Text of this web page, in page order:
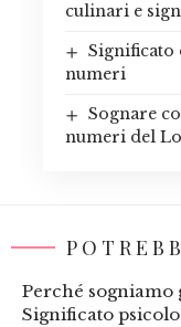
culinari e
Significato
numeri
Sognare
numeri del
Perché sogniamo
Significato